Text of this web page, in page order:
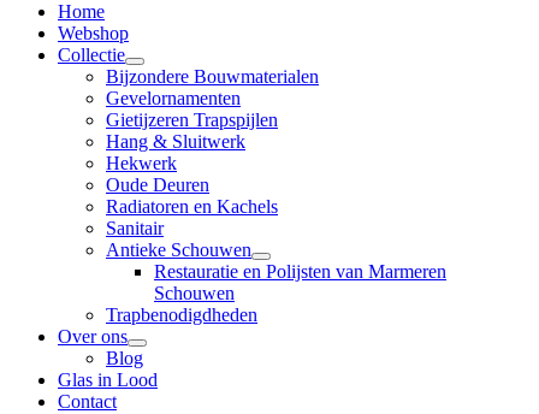
Home
Webshop
Collectie
Bijzondere Bouwmaterialen
Gevelornamenten
Gietijzeren Trapspijlen
Hang & Sluitwerk
Hekwerk
Oude Deuren
Radiatoren en Kachels
Sanitair
Antieke Schouwen
Restauratie en Polijsten van Marmeren
Schouwen
Trapbenodigdheden
Over ons
Blog
Glas in Lood
Contact